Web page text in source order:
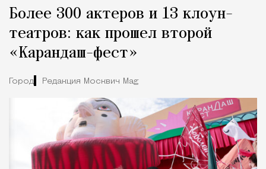
Более 300 актеров и 13 клоун-
театров: как прошел второй
«Карандаш-фест»
Город Редакция Москвич Mag